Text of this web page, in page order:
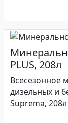
PLUS, 208л
Всесезонное
дизельных и
Suprema, 208л